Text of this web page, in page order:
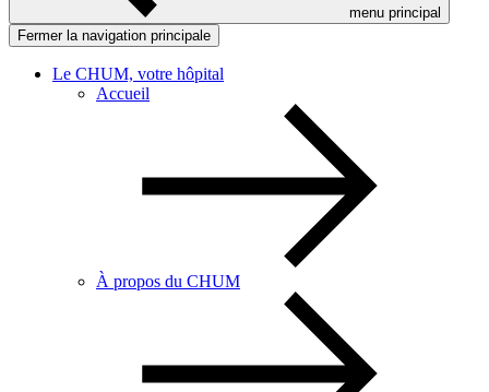
menu principal
Fermer la navigation principale
Le CHUM, votre hôpital
Accueil
À propos du CHUM